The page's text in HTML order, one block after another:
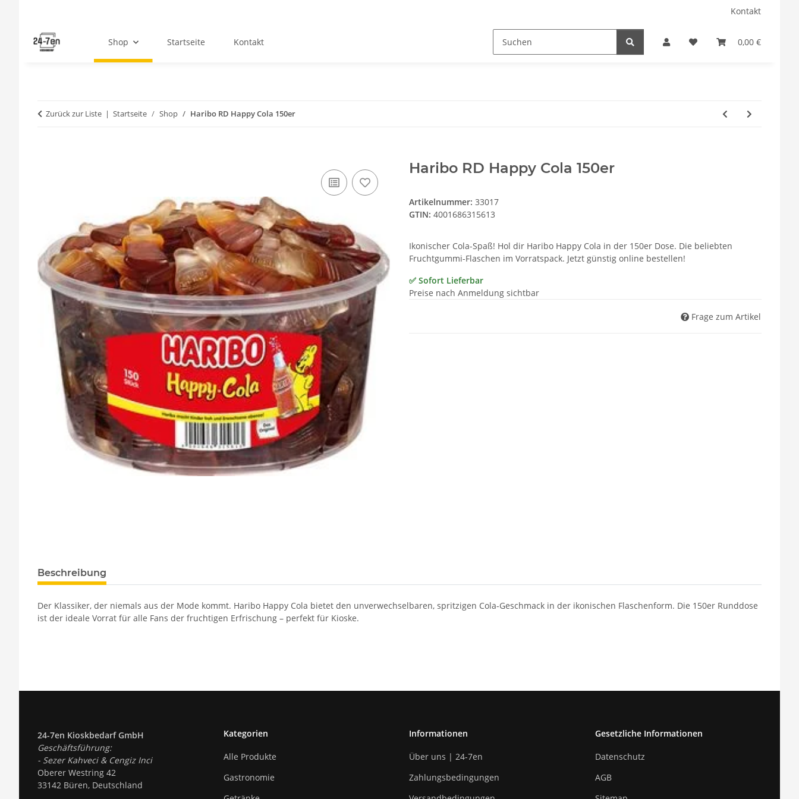
Kontakt
0,00 €
Shop Startseite Kontakt
Zurück zur Liste Startseite Shop Haribo RD Happy Cola 150er
Haribo RD Happy Cola 150er
Artikelnummer: 33017
GTIN: 4001686315613
Ikonischer Cola-Spaß! Hol dir Haribo Happy Cola in der 150er Dose. Die beliebten
Fruchtgummi-Flaschen im Vorratspack. Jetzt günstig online bestellen!
✅ Sofort Lieferbar
Preise nach Anmeldung sichtbar
Frage zum Artikel
Beschreibung
Der Klassiker, der niemals aus der Mode kommt. Haribo Happy Cola bietet den unverwechselbaren, spritzigen Cola-Geschmack in der ikonischen Flaschenform. Die 150er Runddose
ist der ideale Vorrat für alle Fans der fruchtigen Erfrischung – perfekt für Kioske.
24-7en Kioskbedarf GmbH
Geschäftsführung:
- Sezer Kahveci & Cengiz Inci
Oberer Westring 42
33142 Büren, Deutschland
Kategorien
Alle Produkte
Gastronomie
Informationen
Über uns | 24-7en
Zahlungsbedingungen
Gesetzliche Informationen
Datenschutz
AGB